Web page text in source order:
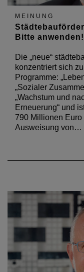
MEINUNG
Bitte anwenden!
Die „neue“
konzentriert sich
Programme:
„Sozialer
„Wachstum und
Erneuerung“ und
790 Millionen
Ausweisung von…